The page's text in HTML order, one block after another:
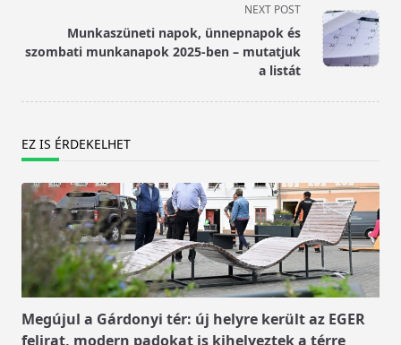
text">Page</span>
NEXT POST
Munkaszüneti napok, ünnepnapok és
szombati munkanapok 2025-ben – mutatjuk
a listát
EZ IS ÉRDEKELHET
Megújul a Gárdonyi tér: új helyre került az EGER
felirat, modern padokat is kihelyeztek a térre